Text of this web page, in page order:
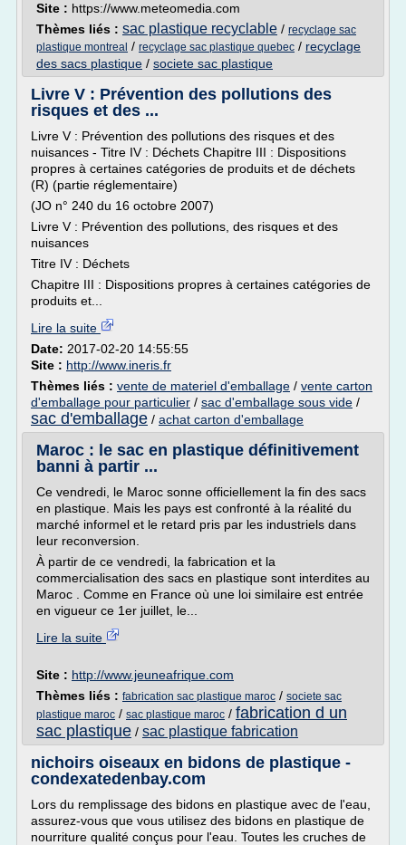
Site : https://www.meteomedia.com
Thèmes liés : sac plastique recyclable / recyclage sac
plastique montreal / recyclage sac plastique quebec / recyclage
des sacs plastique / societe sac plastique
Livre V : Prévention des pollutions des
risques et des ...
Livre V : Prévention des pollutions des risques et des
nuisances - Titre IV : Déchets Chapitre III : Dispositions
propres à certaines catégories de produits et de déchets
(R) (partie réglementaire)
(JO n° 240 du 16 octobre 2007)
Livre V : Prévention des pollutions, des risques et des
nuisances
Titre IV : Déchets
Chapitre III : Dispositions propres à certaines catégories de
produits et...
Lire la suite
Date: 2017-02-20 14:55:55
Site : http://www.ineris.fr
Thèmes liés : vente de materiel d'emballage / vente carton
d'emballage pour particulier / sac d'emballage sous vide /
sac d'emballage / achat carton d'emballage
Maroc : le sac en plastique définitivement
banni à partir ...
Ce vendredi, le Maroc sonne officiellement la fin des sacs
en plastique. Mais les pays est confronté à la réalité du
marché informel et le retard pris par les industriels dans
leur reconversion.
À partir de ce vendredi, la fabrication et la
commercialisation des sacs en plastique sont interdites au
Maroc . Comme en France où une loi similaire est entrée
en vigueur ce 1er juillet, le...
Lire la suite
Site : http://www.jeuneafrique.com
Thèmes liés : fabrication sac plastique maroc / societe sac
plastique maroc / sac plastique maroc / fabrication d un
sac plastique / sac plastique fabrication
nichoirs oiseaux en bidons de plastique -
condexatedenbay.com
Lors du remplissage des bidons en plastique avec de l'eau,
assurez-vous que vous utilisez des bidons en plastique de
nourriture qualité conçus pour l'eau. Toutes les cruches de